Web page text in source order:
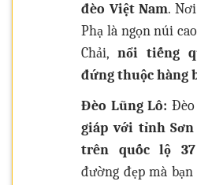
đèo Việt Nam.
Phạ là ngọn núi
Chải,nổi tiếng
đứng thuộc hàng
Đèo Lũng Lô:
giáp với tỉnh Sơn
trên quốc lộ 37
đường đẹp mà